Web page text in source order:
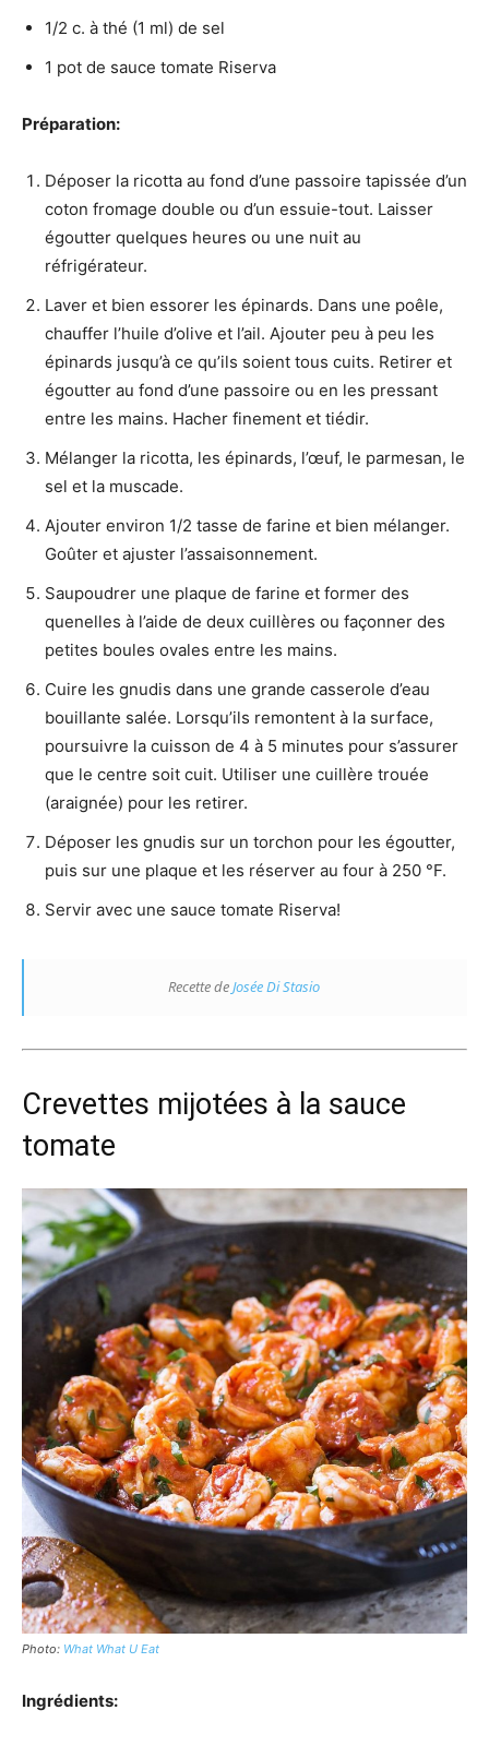
1/2 c. à thé (1 ml) de sel
1 pot de sauce tomate Riserva
Préparation:
Déposer la ricotta au fond d’une passoire tapissée d’un
coton fromage double ou d’un essuie-tout. Laisser
égoutter quelques heures ou une nuit au
réfrigérateur.
Laver et bien essorer les épinards. Dans une poêle,
chauffer l’huile d’olive et l’ail. Ajouter peu à peu les
épinards jusqu’à ce qu’ils soient tous cuits. Retirer et
égoutter au fond d’une passoire ou en les pressant
entre les mains. Hacher finement et tiédir.
Mélanger la ricotta, les épinards, l’œuf, le parmesan, le
sel et la muscade.
Ajouter environ 1/2 tasse de farine et bien mélanger.
Goûter et ajuster l’assaisonnement.
Saupoudrer une plaque de farine et former des
quenelles à l’aide de deux cuillères ou façonner des
petites boules ovales entre les mains.
Cuire les gnudis dans une grande casserole d’eau
bouillante salée. Lorsqu’ils remontent à la surface,
poursuivre la cuisson de 4 à 5 minutes pour s’assurer
que le centre soit cuit. Utiliser une cuillère trouée
(araignée) pour les retirer.
Déposer les gnudis sur un torchon pour les égoutter,
puis sur une plaque et les réserver au four à 250 °F.
Servir avec une sauce tomate Riserva!
Recette deJosée Di Stasio
Crevettes mijotées à la sauce
tomate
Photo: What What U Eat
Ingrédients: